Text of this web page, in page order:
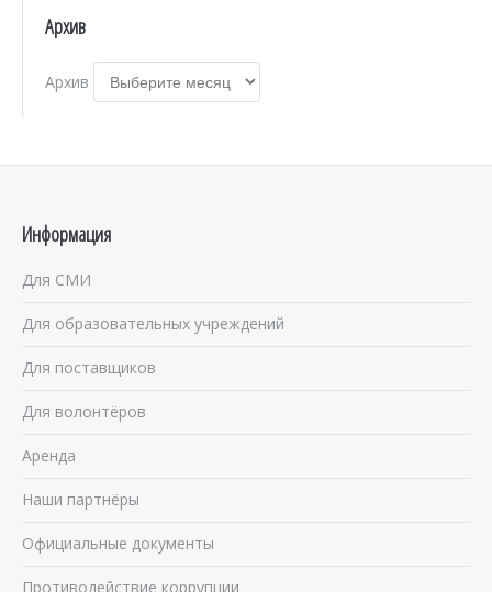
Архив
Архив
Информация
Для СМИ
Для образовательных учреждений
Для поставщиков
Для волонтёров
Аренда
Наши партнёры
Официальные документы
Противодействие коррупции